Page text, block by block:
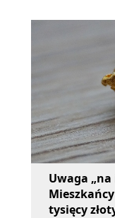
Uwaga „na
tysięcy